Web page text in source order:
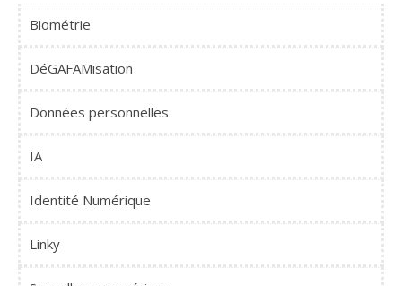
Biométrie
DéGAFAMisation
Données personnelles
IA
Identité Numérique
Linky